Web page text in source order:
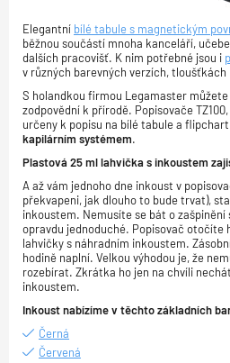
Elegantní bílé tabule s magnetickým
běžnou součástí mnoha kanceláří,
dalších pracovišť. K nim potřebné jsou i
v různých barevných verzích,
S holandkou firmou Legamaster
zodpovědní k přírodě. Popisovače
určeny k popisu na bílé tabule a
kapilárním systémem.
Plastová 25 ml lahvička s inkoustem
A až vám jednoho dne inkoust v
překvapeni, jak dlouho to bude trvat),
inkoustem. Nemusíte se bát o zašpinění
opravdu jednoduché. Popisovač otočíte
lahvičky s náhradním inkoustem.
hodině naplní. Velkou výhodou je, že
rozebírat. Zkrátka ho jen na chvíli
inkoustem.
Inkoust nabízíme v těchto základních
Černá
Červená